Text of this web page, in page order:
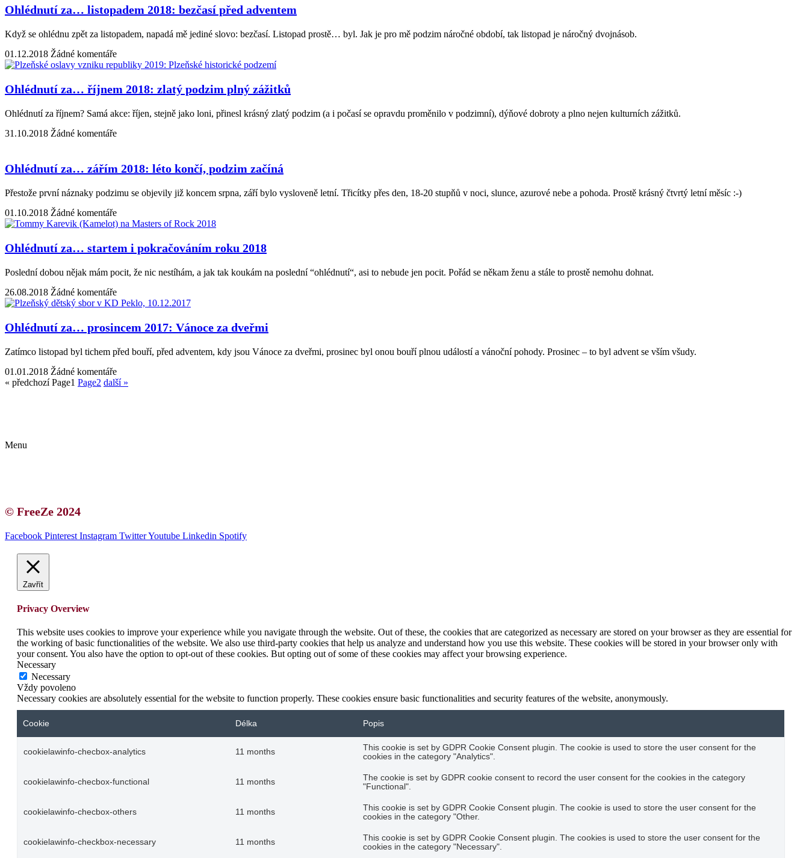
Ohlédnutí za… listopadem 2018: bezčasí před adventem
Když se ohlédnu zpět za listopadem, napadá mě jediné slovo: bezčasí. Listopad prostě… byl. Jak je pro mě podzim náročné období, tak listopad je náročný dvojnásob.
01.12.2018 Žádné komentáře
Ohlédnutí za… říjnem 2018: zlatý podzim plný zážitků
Ohlédnutí za říjnem? Samá akce: říjen, stejně jako loni, přinesl krásný zlatý podzim (a i počasí se opravdu proměnilo v podzimní), dýňové dobroty a plno nejen kulturních zážitků.
31.10.2018 Žádné komentáře
Ohlédnutí za… zářím 2018: léto končí, podzim začíná
Přestože první náznaky podzimu se objevily již koncem srpna, září bylo vysloveně letní. Třicítky přes den, 18-20 stupňů v noci, slunce, azurové nebe a pohoda. Prostě krásný čtvrtý letní měsíc :-)
01.10.2018 Žádné komentáře
Ohlédnutí za… startem i pokračováním roku 2018
Poslední dobou nějak mám pocit, že nic nestíhám, a jak tak koukám na poslední “ohlédnutí“, asi to nebude jen pocit. Pořád se někam ženu a stále to prostě nemohu dohnat.
26.08.2018 Žádné komentáře
Ohlédnutí za… prosincem 2017: Vánoce za dveřmi
Zatímco listopad byl tichem před bouří, před adventem, kdy jsou Vánoce za dveřmi, prosinec byl onou bouří plnou událostí a vánoční pohody. Prosinec – to byl advent se vším všudy.
01.01.2018 Žádné komentáře
« předchozí Page1 Page2 další »
Menu
© FreeZe 2024
Facebook Pinterest Instagram TwitterYoutube Linkedin Spotify
Zavřít
Privacy Overview
This website uses cookies to improve your experience while you navigate through the website. Out of these, the cookies that are categorized as necessary are stored on your browser as they are essential for
the working of basic functionalities of the website. We also use third-party cookies that help us analyze and understand how you use this website. These cookies will be stored in your browser only with
your consent. You also have the option to opt-out of these cookies. But opting out of some of these cookies may affect your browsing experience.
Necessary
Necessary
Vždy povoleno
Necessary cookies are absolutely essential for the website to function properly. These cookies ensure basic functionalities and security features of the website, anonymously.
Cookie Délka Popis
cookielawinfo-checbox-analytics 11 months
This cookie is set by GDPR Cookie Consent plugin. The cookie is used to store the user consent for the
cookies in the category "Analytics".
cookielawinfo-checbox-functional 11 months
The cookie is set by GDPR cookie consent to record the user consent for the cookies in the category
"Functional".
cookielawinfo-checbox-others 11 months
This cookie is set by GDPR Cookie Consent plugin. The cookie is used to store the user consent for the
cookies in the category "Other.
cookielawinfo-checkbox-necessary 11 months
This cookie is set by GDPR Cookie Consent plugin. The cookies is used to store the user consent for the
cookies in the category "Necessary".